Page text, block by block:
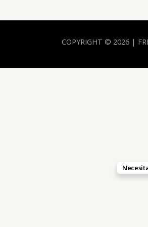
COPYRIGHT © 2026 |